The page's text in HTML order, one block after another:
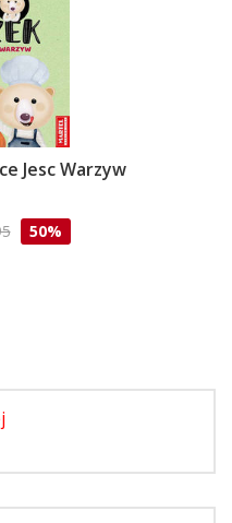
Jesc Warzyw
50%